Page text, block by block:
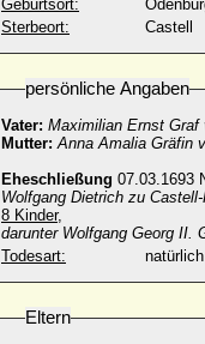
Geburtsort:
Sterbeort:
Castell
persönliche Angaben
Vater: Maximilian Ernst Graf
Mutter:Anna Amalia Gräfin
Eheschließung 07.03.1693
Wolfgang Dietrich zu
8 Kinder,
darunter Wolfgang Georg II.
Todesart:
natürlich
Eltern